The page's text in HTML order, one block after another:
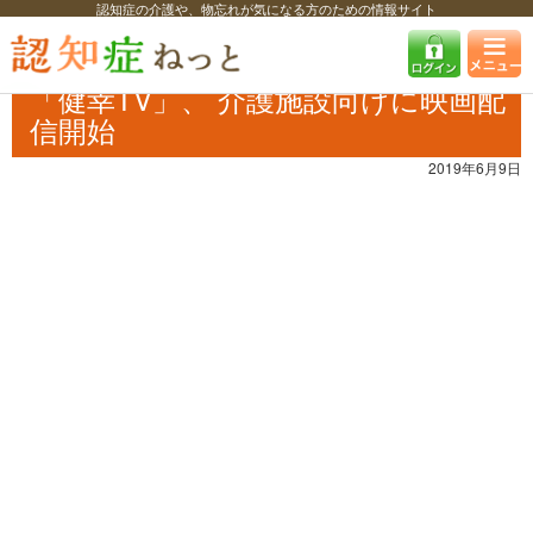
認知症の介護や、物忘れが気になる方のための情報サイト
認知症ねっと 認知症最新ニュース 介護
「健幸TV」、 介護施設向けに
映画配信開始
「健幸TV」、 介護施設向けに映画配
信開始
2019年6月9日